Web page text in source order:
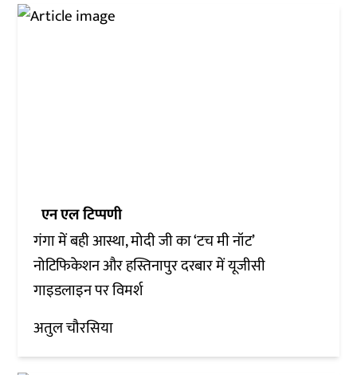
एन एल टिप्पणी
गंगा में बही आस्था, मोदी जी का ‘टच मी नॉट’
नोटिफिकेशन और हस्तिनापुर दरबार में यूजीसी
गाइडलाइन पर विमर्श
अतुल चौरसिया